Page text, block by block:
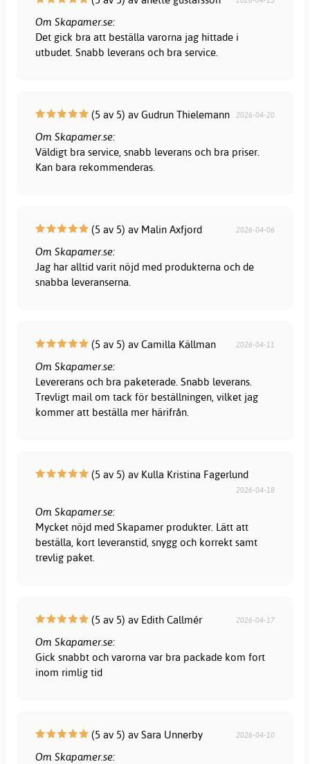
Om Skapamer.se:
Det gick bra att beställa varorna jag hittade i
utbudet. Snabb leverans och bra service.
(5 av 5) av Gudrun Thielemann 2026-04-20
Om Skapamer.se:
Väldigt bra service, snabb leverans och bra priser.
Kan bara rekommenderas.
(5 av 5) av Malin Axfjord 2026-04-06
Om Skapamer.se:
Jag har alltid varit nöjd med produkterna och de
snabba leveranserna.
(5 av 5) av Camilla Källman 2026-04-11
Om Skapamer.se:
Levererans och bra paketerade. Snabb leverans.
Trevligt mail om tack för beställningen, vilket jag
kommer att beställa mer härifrån.
(5 av 5) av Kulla Kristina Fagerlund
2026-04-18
Om Skapamer.se:
Mycket nöjd med Skapamer produkter. Lätt att
beställa, kort leveranstid, snygg och korrekt samt
trevlig paket.
(5 av 5) av Edith Callmér 2026-04-17
Om Skapamer.se:
Gick snabbt och varorna var bra packade kom fort
inom rimlig tid
(5 av 5) av Sara Unnerby 2026-04-10
Om Skapamer.se: